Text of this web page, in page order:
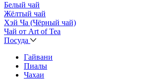
Белый чай
Жёлтый чай
Хэй Ча (Чёрный чай)
Чай от Art of Tea
Посуда
Гайвани
Пиалы
Чахаи